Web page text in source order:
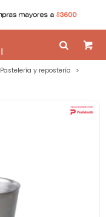
Pastelería y repostería